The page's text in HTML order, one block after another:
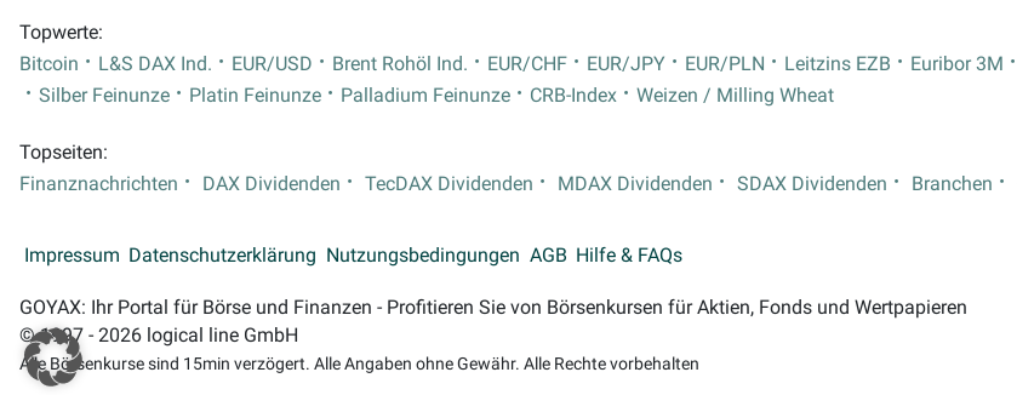
Topwerte:
Bitcoin
L&S DAX Ind. EUR/USD Brent Rohöl Ind. EUR/CHF EUR/JPY EUR/PLN Leitzins EZB Euribor 3M
Silber Feinunze
Platin Feinunze Palladium Feinunze CRB-Index Weizen / Milling Wheat
Topseiten:
Finanznachrichten
DAX Dividenden TecDAX Dividenden MDAX Dividenden SDAX Dividenden Branchen
Impressum Datenschutzerklärung Nutzungsbedingungen AGB Hilfe & FAQs
GOYAX: Ihr Portal für Börse und Finanzen - Profitieren Sie von Börsenkursen für Aktien, Fonds und Wertpapieren
© 1997 - 2026 logical line GmbH
Alle Börsenkurse sind 15min verzögert. Alle Angaben ohne Gewähr. Alle Rechte vorbehalten